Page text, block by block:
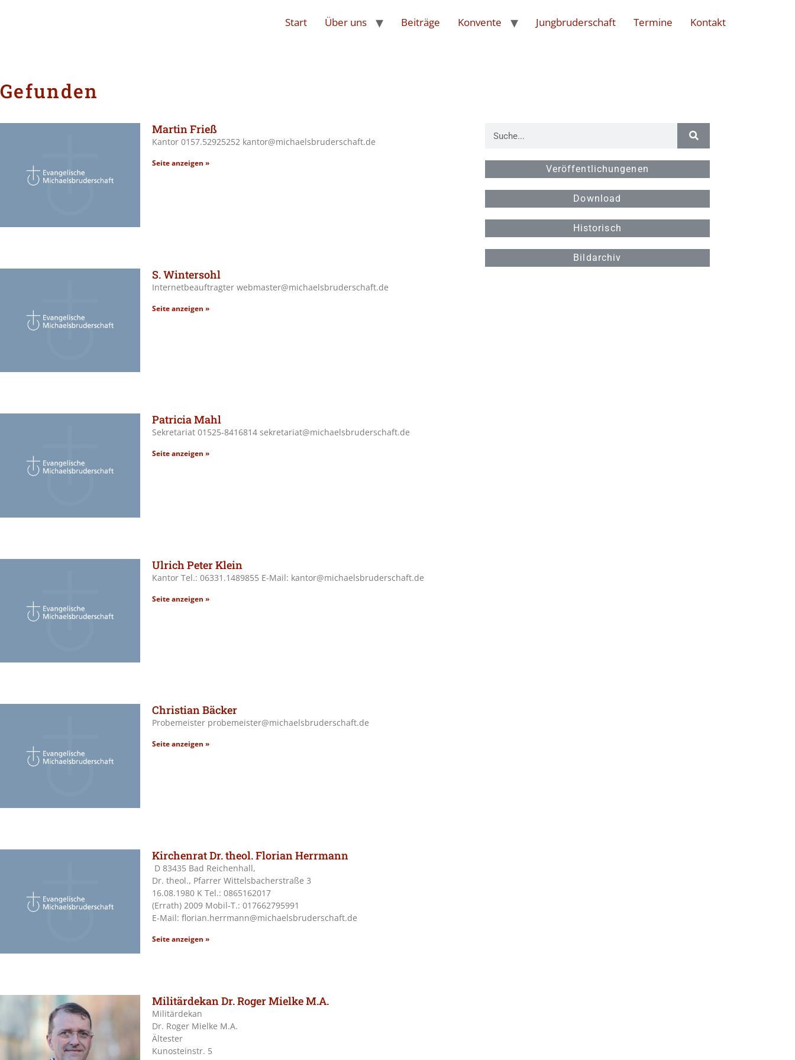
Start Über uns Beiträge Konvente Jungbruderschaft Termine Kontakt
Gefunden
Martin Frieß
Kantor 0157.52925252 kantor@michaelsbruderschaft.de
Seite anzeigen »
S. Wintersohl
Internetbeauftragter webmaster@michaelsbruderschaft.de
Seite anzeigen »
Patricia Mahl
Sekretariat 01525-8416814 sekretariat@michaelsbruderschaft.de
Seite anzeigen »
Ulrich Peter Klein
Kantor Tel.: 06331.1489855 E-Mail: kantor@michaelsbruderschaft.de
Seite anzeigen »
Christian Bäcker
Probemeister probemeister@michaelsbruderschaft.de
Seite anzeigen »
Kirchenrat Dr. theol. Florian Herrmann
D 83435 Bad Reichenhall,
Dr. theol., Pfarrer Wittelsbacherstraße 3
16.08.1980 K Tel.: 0865162017
(Errath) 2009 Mobil-T.: 017662795991
E-Mail: florian.herrmann@michaelsbruderschaft.de
Seite anzeigen »
Militärdekan Dr. Roger Mielke M.A.
Militärdekan
Dr. Roger Mielke M.A.
Ältester
Kunosteinstr. 5
Veröffentlichungenen
Download
Historisch
Bildarchiv